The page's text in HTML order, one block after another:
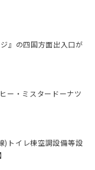
』の四国方面出入口が
ー・ミスタードーナツ
)トイレ棟空調設備等設